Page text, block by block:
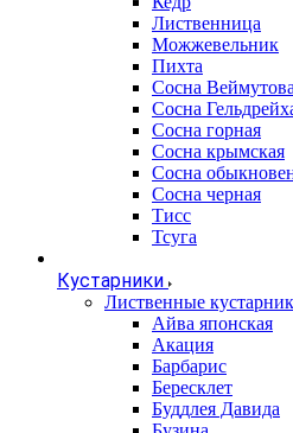
Лиственница
Можжевельник
Пихта
Сосна Веймутова
Сосна
Сосна горная
Сосна крымская
Сосна
Сосна черная
Тисс
Тсуга
Кустарники
Лиственные
Айва японская
Акация
Барбарис
Бересклет
Буддлея Давида